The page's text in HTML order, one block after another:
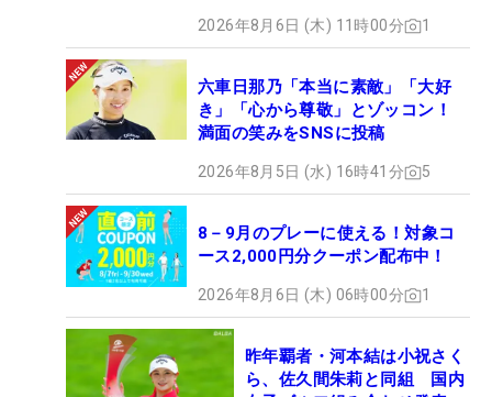
2026年8月6日 (木) 11時00分 1
六車日那乃「本当に素敵」「大好
き」「心から尊敬」とゾッコン！
満面の笑みをSNSに投稿
2026年8月5日 (水) 16時41分 5
8－9月のプレーに使える！対象コ
ース2,000円分クーポン配布中！
2026年8月6日 (木) 06時00分 1
昨年覇者・河本結は小祝さく
ら、佐久間朱莉と同組 国内